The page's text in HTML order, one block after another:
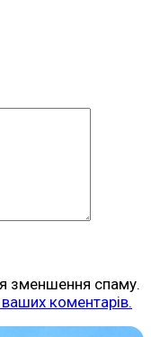
зменшення спаму.
коментарів.